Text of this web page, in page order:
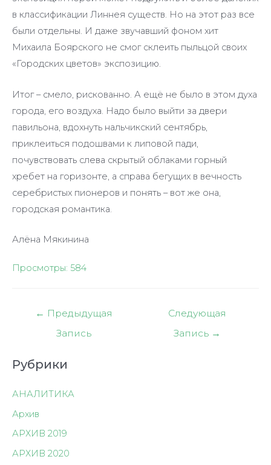
в классификации Линнея существ. Но на этот раз все
были отдельны. И даже звучавший фоном хит
Михаила Боярского не смог склеить пыльцой своих
«Городских цветов» экспозицию.
Итог – смело, рискованно. А ещё не было в этом духа
города, его воздуха. Надо было выйти за двери
павильона, вдохнуть нальчикский сентябрь,
приклеиться подошвами к липовой пади,
почувствовать слева скрытый облаками горный
хребет на горизонте, а справа бегущих в вечность
серебристых пионеров и понять – вот же она,
городская романтика.
Алёна Мякинина
Просмотры: 584
Навигация
← Предыдущая
Запись
Следующая
Запись →
Рубрики
АНАЛИТИКА
Архив
АРХИВ 2019
АРХИВ 2020